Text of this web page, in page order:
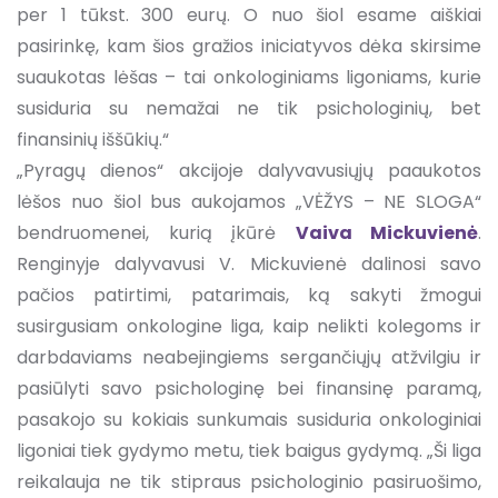
per 1 tūkst. 300 eurų. O nuo šiol esame aiškiai
pasirinkę, kam šios gražios iniciatyvos dėka skirsime
suaukotas lėšas – tai onkologiniams ligoniams, kurie
susiduria su nemažai ne tik psichologinių, bet
finansinių iššūkių.“
„Pyragų dienos“ akcijoje dalyvavusiųjų paaukotos
lėšos nuo šiol bus aukojamos „VĖŽYS – NE SLOGA“
bendruomenei, kurią įkūrė Vaiva Mickuvienė.
Renginyje dalyvavusi V. Mickuvienė dalinosi savo
pačios patirtimi, patarimais, ką sakyti žmogui
susirgusiam onkologine liga, kaip nelikti kolegoms ir
darbdaviams neabejingiems sergančiųjų atžvilgiu ir
pasiūlyti savo psichologinę bei finansinę paramą,
pasakojo su kokiais sunkumais susiduria onkologiniai
ligoniai tiek gydymo metu, tiek baigus gydymą. „Ši liga
reikalauja ne tik stipraus psichologinio pasiruošimo,